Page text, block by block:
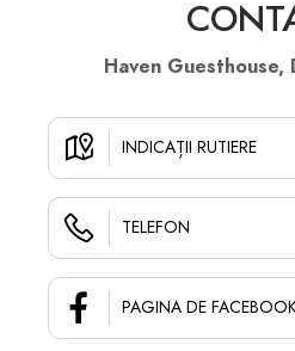
Haven Guesthouse,
INDICAȚII RUTIERE
TELEFON
PAGINA DE